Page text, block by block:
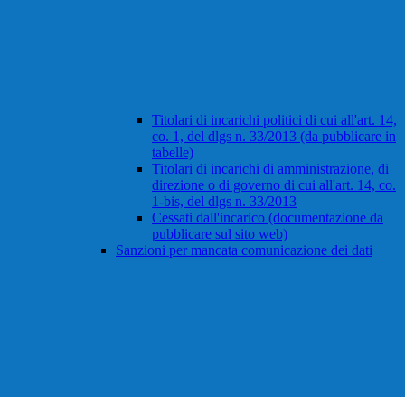
Titolari di incarichi politici di cui all'art. 14,
co. 1, del dlgs n. 33/2013 (da pubblicare in
tabelle)
Titolari di incarichi di amministrazione, di
direzione o di governo di cui all'art. 14, co.
1-bis, del dlgs n. 33/2013
Cessati dall'incarico (documentazione da
pubblicare sul sito web)
Sanzioni per mancata comunicazione dei dati